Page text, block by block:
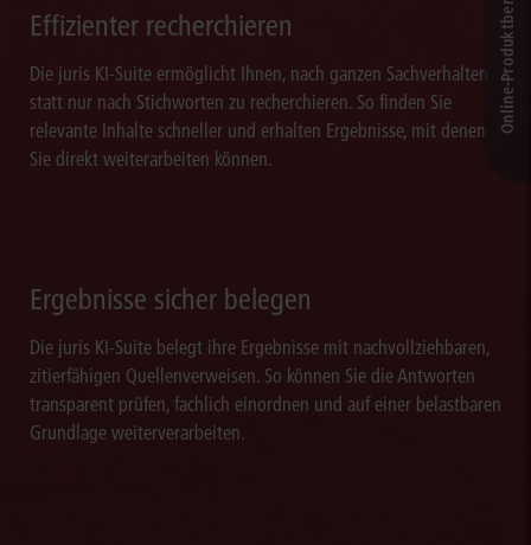
Effizienter recherchieren
Die juris KI-Suite ermöglicht Ihnen, nach ganzen Sachverhalten
statt nur nach Stichworten zu recherchieren. So finden Sie
relevante Inhalte schneller und erhalten Ergebnisse, mit denen
Sie direkt weiterarbeiten können.
Ergebnisse sicher belegen
Die juris KI-Suite belegt ihre Ergebnisse mit nachvollziehbaren,
zitierfähigen Quellenverweisen. So können Sie die Antworten
transparent prüfen, fachlich einordnen und auf einer belastbaren
Grundlage weiterverarbeiten.
Online-Produkt­berater